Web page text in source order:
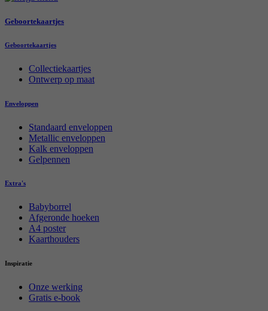
Geboortekaartjes
Geboortekaartjes
Collectiekaartjes
Ontwerp op maat
Enveloppen
Standaard enveloppen
Metallic enveloppen
Kalk enveloppen
Gelpennen
Extra's
Babyborrel
Afgeronde hoeken
A4 poster
Kaarthouders
Inspiratie
Onze werking
Gratis e-book